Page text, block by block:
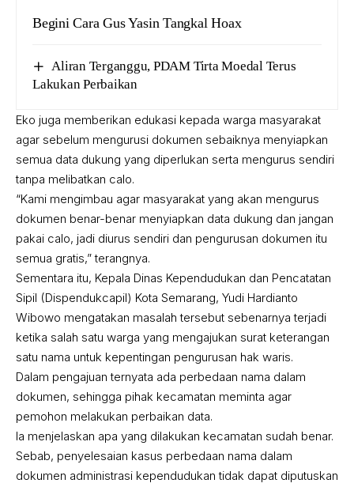
Begini Cara Gus Yasin Tangkal Hoax
Aliran Terganggu, PDAM Tirta Moedal Terus
Lakukan Perbaikan
Eko juga memberikan edukasi kepada warga masyarakat
agar sebelum mengurusi dokumen sebaiknya menyiapkan
semua data dukung yang diperlukan serta mengurus sendiri
tanpa melibatkan calo.
“Kami mengimbau agar masyarakat yang akan mengurus
dokumen benar-benar menyiapkan data dukung dan jangan
pakai calo, jadi diurus sendiri dan pengurusan dokumen itu
semua gratis,” terangnya.
Sementara itu, Kepala Dinas Kependudukan dan Pencatatan
Sipil (Dispendukcapil) Kota Semarang, Yudi Hardianto
Wibowo mengatakan masalah tersebut sebenarnya terjadi
ketika salah satu warga yang mengajukan surat keterangan
satu nama untuk kepentingan pengurusan hak waris.
Dalam pengajuan ternyata ada perbedaan nama dalam
dokumen, sehingga pihak kecamatan meminta agar
pemohon melakukan perbaikan data.
Ia menjelaskan apa yang dilakukan kecamatan sudah benar.
Sebab, penyelesaian kasus perbedaan nama dalam
dokumen administrasi kependudukan tidak dapat diputuskan